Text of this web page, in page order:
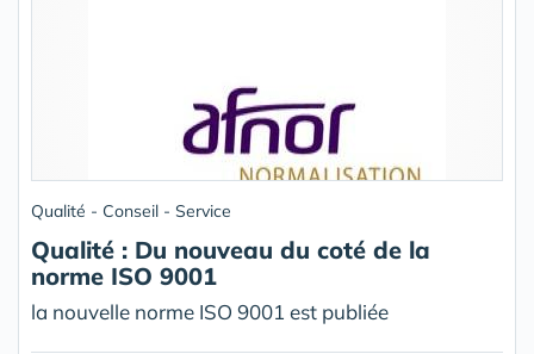
Qualité - Conseil - Service
Qualité : Du nouveau du coté de la
norme ISO 9001
la nouvelle norme ISO 9001 est publiée